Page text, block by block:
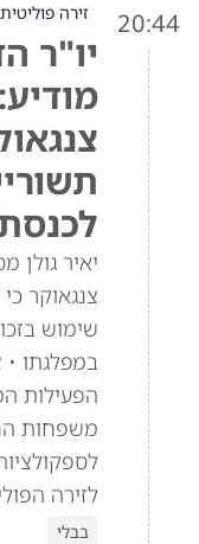
20:44 זירה פוליטית
יו"ר
יאיר
צנגאוקר
שימוש
במפלגתו •
הפעילות
משפחות
לזירה
בבלי